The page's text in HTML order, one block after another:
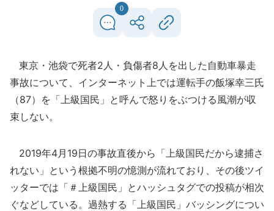
0
東京・池袋で死者2人・負傷者8人を出した自動車暴走
事故について、インターネット上では運転手の飯塚幸三氏
（87）を「上級国民」と呼んで怒りをぶつける風潮が収
束しない。
2019年4月19日の事故直後から「上級国民だから逮捕さ
れない」という根拠不明の憶測が流れており、その後ツイ
ッターでは「＃上級国民」とハッシュタグでの投稿が相次
ぐなどしている。過熱する「上級国民」バッシングについ